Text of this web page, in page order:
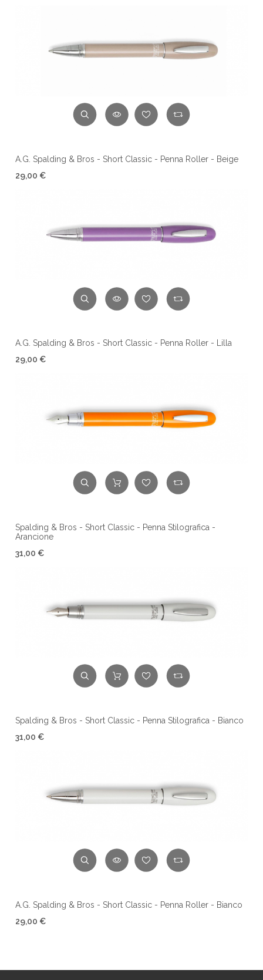
A.G. Spalding & Bros - Short Classic - Penna Roller - Beige
29,00 €
A.G. Spalding & Bros - Short Classic - Penna Roller - Lilla
29,00 €
Spalding & Bros - Short Classic - Penna Stilografica -
Arancione
31,00 €
Spalding & Bros - Short Classic - Penna Stilografica - Bianco
31,00 €
A.G. Spalding & Bros - Short Classic - Penna Roller - Bianco
29,00 €